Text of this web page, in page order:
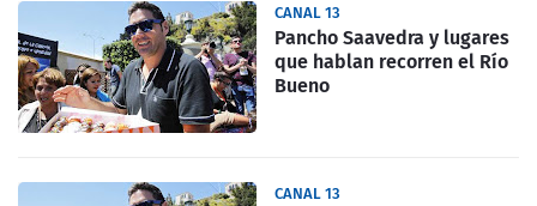
CANAL 13
Pancho Saavedra y lugares
que hablan recorren el Río
Bueno
CANAL 13